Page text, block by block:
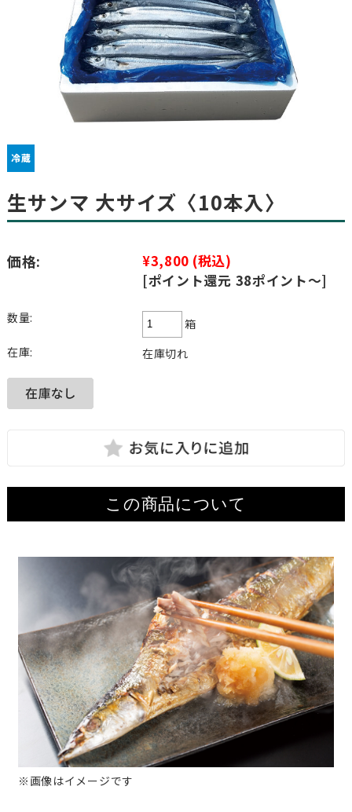
生サンマ 大サイズ〈10本入〉
価格: ¥3,800 (税込)
[ポイント還元 38ポイント～]
数量:
箱
在庫:
在庫切れ
※画像はイメージです